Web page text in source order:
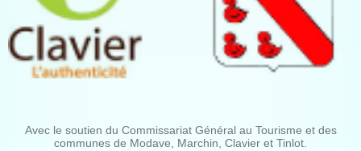
Avec le soutien du Commissariat Général au Tourisme et des
communes de Modave, Marchin, Clavier et Tinlot.